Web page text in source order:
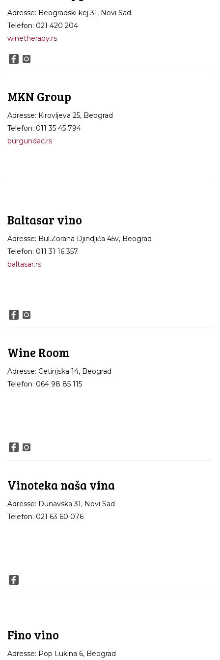
Adresse: Beogradski kej 31, Novi Sad
Telefon: 021 420 204
winetherapy.rs
MKN Group
Adresse: Kirovljeva 25, Beograd
Telefon: 011 35 45 794
burgundac.rs
Baltasar vino
Adresse: Bul.Zorana Djindjića 45v, Beograd
Telefon: 011 31 16 357
baltasar.rs
Wine Room
Adresse: Cetinjska 14, Beograd
Telefon: 064 98 85 115
Vinoteka naša vina
Adresse: Dunavska 31, Novi Sad
Telefon: 021 63 60 076
Fino vino
Adresse: Pop Lukina 6, Beograd